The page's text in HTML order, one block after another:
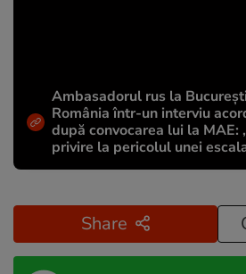
Ambasadorul rus la
România într-un interviu
după convocarea lui la MAE:
privire la pericolul unei
Share